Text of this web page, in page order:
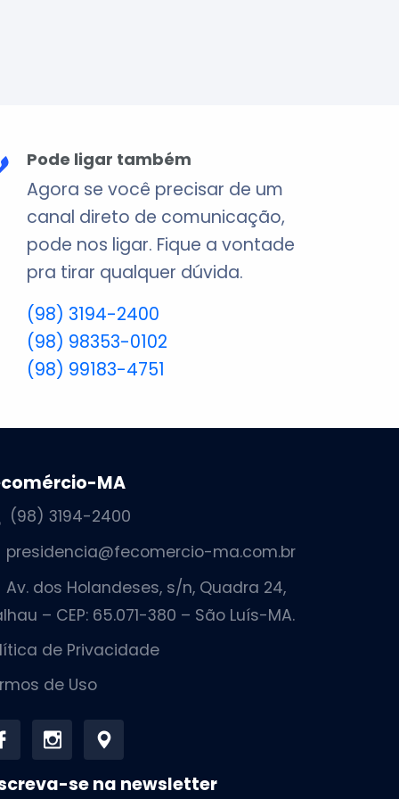
Pode ligar também
Agora se você precisar de um
canal direto de comunicação,
pode nos ligar. Fique a vontade
pra tirar qualquer dúvida.
(98) 3194-2400
(98) 98353-0102
(98) 99183-4751
MA
(98) 3194-2400
presidencia@fecomercio-ma.com.br
Av. dos Holandeses, s/n, Quadra 24,
– CEP: 65.071-380 – São Luís-MA.
de Privacidade
de Uso
se na newsletter